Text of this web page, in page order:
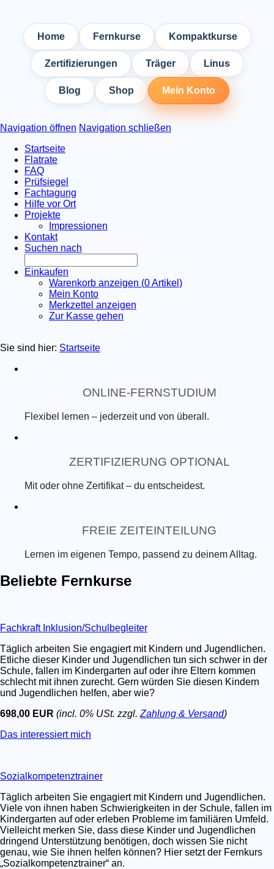
Home Fernkurse Kompaktkurse
Zertifizierungen Träger Linus
Blog Shop Mein Konto
Navigation öffnen Navigation schließen
Startseite
Flatrate
FAQ
Prüfsiegel
Fachtagung
Hilfe vor Ort
Projekte
Impressionen
Kontakt
Suchen nach
Einkaufen
Warenkorb anzeigen (0Artikel)
Mein Konto
Merkzettel anzeigen
Zur Kasse gehen
Sie sind hier: Startseite
ONLINE-FERNSTUDIUM
Flexibel lernen – jederzeit und von überall.
ZERTIFIZIERUNG OPTIONAL
Mit oder ohne Zertifikat – du entscheidest.
FREIE ZEITEINTEILUNG
Lernen im eigenen Tempo, passend zu deinem Alltag.
Beliebte Fernkurse
Fachkraft Inklusion/Schulbegleiter
Täglich arbeiten Sie engagiert mit Kindern und Jugendlichen.
Etliche dieser Kinder und Jugendlichen tun sich schwer in der
Schule, fallen im Kindergarten auf oder ihre Eltern kommen
schlecht mit ihnen zurecht. Gern würden Sie diesen Kindern
und Jugendlichen helfen, aber wie?
698,00 EUR (incl. 0% USt. zzgl. Zahlung & Versand)
Das interessiert mich
Sozialkompetenztrainer
Täglich arbeiten Sie engagiert mit Kindern und Jugendlichen.
Viele von ihnen haben Schwierigkeiten in der Schule, fallen im
Kindergarten auf oder erleben Probleme im familiären Umfeld.
Vielleicht merken Sie, dass diese Kinder und Jugendlichen
dringend Unterstützung benötigen, doch wissen Sie nicht
genau, wie Sie ihnen helfen können? Hier setzt der Fernkurs
„Sozialkompetenztrainer“ an.